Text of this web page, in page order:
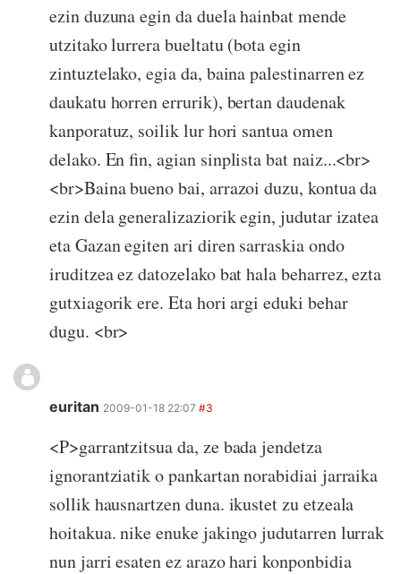
ezin duzuna egin da duela hainbat mende
utzitako lurrera bueltatu (bota egin
zintuztelako, egia da, baina palestinarren ez
daukatu horren errurik), bertan daudenak
kanporatuz, soilik lur hori santua omen
delako. En fin, agian sinplista bat naiz...<br>
<br>Baina bueno bai, arrazoi duzu, kontua da
ezin dela generalizaziorik egin, judutar izatea
eta Gazan egiten ari diren sarraskia ondo
iruditzea ez datozelako bat hala beharrez, ezta
gutxiagorik ere. Eta hori argi eduki behar
dugu. <br>
euritan 2009-01-18 22:07 #3
<P>garrantzitsua da, ze bada jendetza
ignorantziatik o pankartan norabidiai jarraika
sollik hausnartzen duna. ikustet zu etzeala
hoitakua. nike enuke jakingo judutarren lurrak
nun jarri esaten ez arazo hari konponbidia